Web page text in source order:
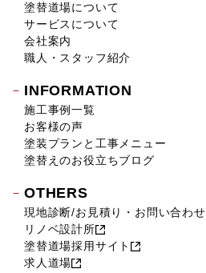
塗替道場について
サービスについて
会社案内
職人・スタッフ紹介
INFORMATION
施工事例一覧
お客様の声
塗装プランと工事メニュー
塗替えのお役立ちブログ
OTHERS
現地診断/お見積り・お問い合わせ
リノベ設計所
塗替道場採用サイト
求人道場